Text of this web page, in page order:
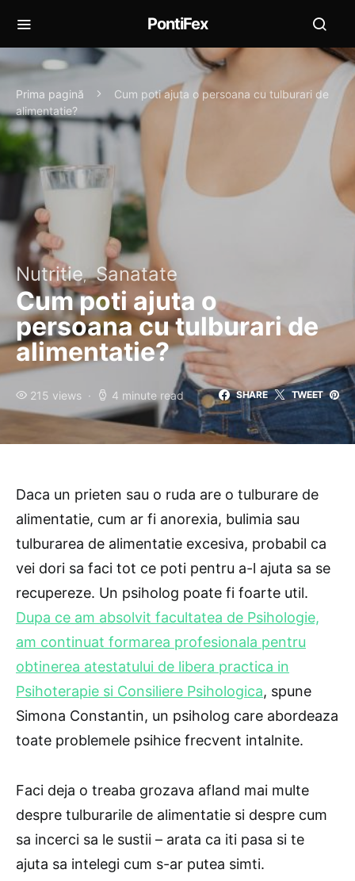
PontiFex
Prima pagină
Cum poti ajuta o persoana cu tulburari de
alimentatie?
Nutritie Sanatate
Cum poti ajuta o
persoana cu tulburari de
alimentatie?
215 views 4 minute read SHARE TWEET
Daca un prieten sau o ruda are o tulburare de
alimentatie, cum ar fi anorexia, bulimia sau
tulburarea de alimentatie excesiva, probabil ca
vei dori sa faci tot ce poti pentru a-l ajuta sa se
recupereze. Un psiholog poate fi foarte util.
Dupa ce am absolvit facultatea de Psihologie,
am continuat formarea profesionala pentru
obtinerea atestatului de libera practica in
Psihoterapie si Consiliere Psihologica, spune
Simona Constantin, un psiholog care abordeaza
toate problemele psihice frecvent intalnite.
Faci deja o treaba grozava afland mai multe
despre tulburarile de alimentatie si despre cum
sa incerci sa le sustii – arata ca iti pasa si te
ajuta sa intelegi cum s-ar putea simti.